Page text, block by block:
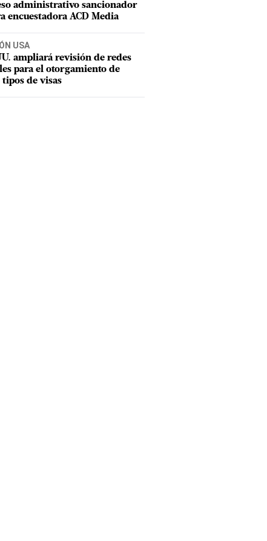
administrativo sancionador
encuestadora ACD Media
USA
ampliará revisión de redes
para el otorgamiento de
de visas